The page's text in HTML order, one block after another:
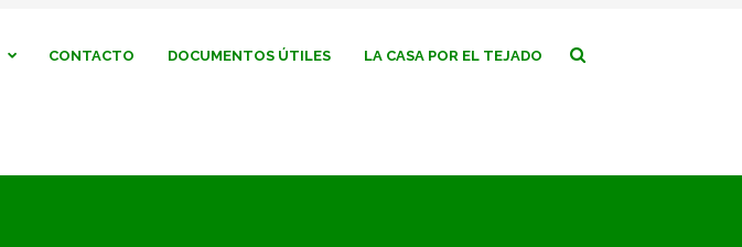
CONTACTO DOCUMENTOS ÚTILES LA CASA POR EL TEJADO